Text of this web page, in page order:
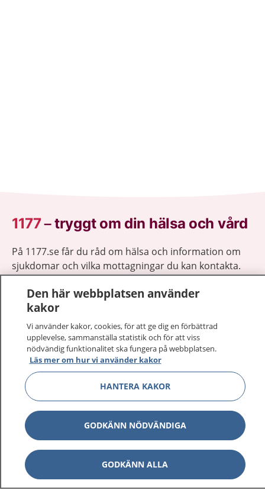
1177–tryggt om din hälsa och vård
På 1177.se får du råd om hälsa och information om
sjukdomar och vilka mottagningar du kan kontakta.
Logga in för att läsa din journal och göra dina
vårdärenden. Ring telefonnummer 1177 för
sjukvårdsrådgivning dygnet runt.
1177 ger dig råd när du vill må bättre.
1177 på flera språk Visa
Om 1177 Visa
Kontakt Visa
Den här webbplatsen använder
kakor
Vi använder kakor, cookies, för att ge dig en förbättrad
upplevelse, sammanställa statistik och för att viss
nödvändig funktionalitet ska fungera på webbplatsen.
Läs mer om hur vi använder kakor
HANTERA KAKOR
GODKÄNN NÖDVÄNDIGA
GODKÄNN ALLA